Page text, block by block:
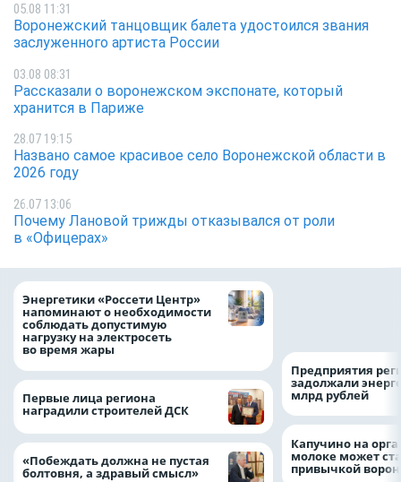
05.08 11:31
Воронежский танцовщик балета удостоился звания
заслуженного артиста России
03.08 08:31
Рассказали о воронежском экспонате, который
хранится в Париже
28.07 19:15
Названо самое красивое село Воронежской области в
2026 году
26.07 13:06
Почему Лановой трижды отказывался от роли
в «Офицерах»
Энергетики «Россети Центр»
напоминают о необходимости
соблюдать допустимую
нагрузку на электросеть
во время жары
Первые лица региона
наградили строителей ДСК
«Побеждать должна не пустая
болтовня, а здравый смысл»
Предприятия
задолжали
млрд рублей
Капучино на
молоке может
привычкой